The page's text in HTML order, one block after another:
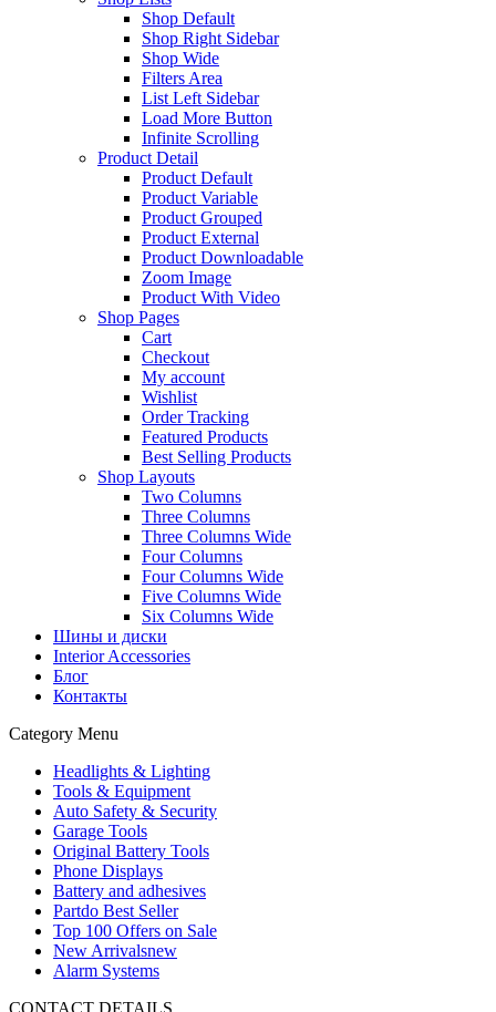
Shop Default
Shop Right Sidebar
Shop Wide
Filters Area
List Left Sidebar
Load More Button
Infinite Scrolling
Product Detail
Product Default
Product Variable
Product Grouped
Product External
Product Downloadable
Zoom Image
Product With Video
Shop Pages
Cart
Checkout
My account
Wishlist
Order Tracking
Featured Products
Best Selling Products
Shop Layouts
Two Columns
Three Columns
Three Columns Wide
Four Columns
Four Columns Wide
Five Columns Wide
Six Columns Wide
Шины и диски
Interior Accessories
Блог
Контакты
Category Menu
Headlights & Lighting
Tools & Equipment
Auto Safety & Security
Garage Tools
Original Battery Tools
Phone Displays
Battery and adhesives
Partdo Best Seller
Top 100 Offers on Sale
New Arrivalsnew
Alarm Systems
CONTACT DETAILS